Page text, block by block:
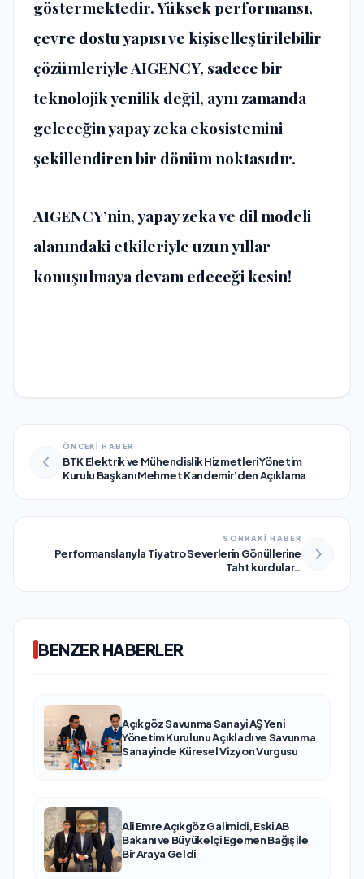
göstermektedir. Yüksek performansı,
çevre dostu yapısı ve kişiselleştirilebilir
çözümleriyle AIGENCY, sadece bir
teknolojik yenilik değil, aynı zamanda
geleceğin yapay zeka ekosistemini
şekillendiren bir dönüm noktasıdır.
AIGENCY’nin, yapay zeka ve dil modeli
alanındaki etkileriyle uzun yıllar
konuşulmaya devam edeceği kesin!
ÖNCEKİ HABER
BTK Elektrik ve Mühendislik Hizmetleri Yönetim
Kurulu Başkanı Mehmet Kandemir’den Açıklama
SONRAKİ HABER
Performanslarıyla Tiyatro Severlerin Gönüllerine
Taht kurdular…
BENZER HABERLER
Açıkgöz Savunma Sanayi AŞ Yeni
Yönetim Kurulunu Açıkladı ve Savunma
Sanayinde Küresel Vizyon Vurgusu
Ali Emre Açıkgöz Galimidi, Eski AB
Bakanı ve Büyükelçi Egemen Bağış ile
Bir Araya Geldi